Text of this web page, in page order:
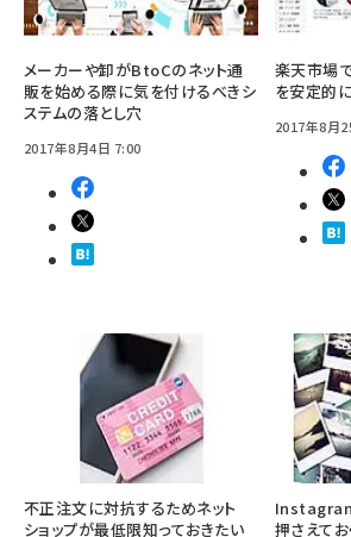
メーカーや卸がBtoCのネット通
販を始める際に気を付けるべきシ
ステムの落とし穴
2017年8月4日 7:00
楽天市場
を安定的
2017年8月
不正注文に対抗するためネット
ショップが最低限知っておきたい
押さえて